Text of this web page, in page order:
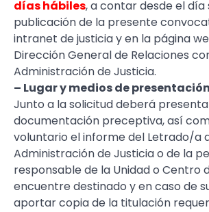
días hábiles, a contar desde el día
publicación de la presente
intranet de justicia y en la página
Dirección General de Relaciones
Administración de Justicia.
– Lugar y medios de
Junto a la solicitud deberá
documentación preceptiva, así
voluntario el informe del Letrado/a
Administración de Justicia o de la
responsable de la Unidad o Centro
encuentre destinado y en caso de
aportar copia de la titulación